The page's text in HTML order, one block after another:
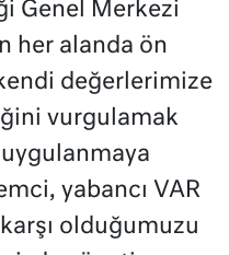
Genel Merkezi
her alanda ön
değerlerimize
vurgulamak
yabancı VAR
olduğumuzu